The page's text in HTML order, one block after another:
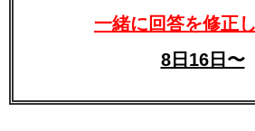
一緒に回答を修正
8日16日〜